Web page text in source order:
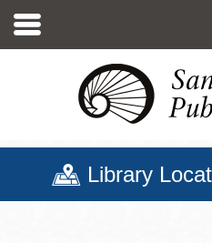
至
Library